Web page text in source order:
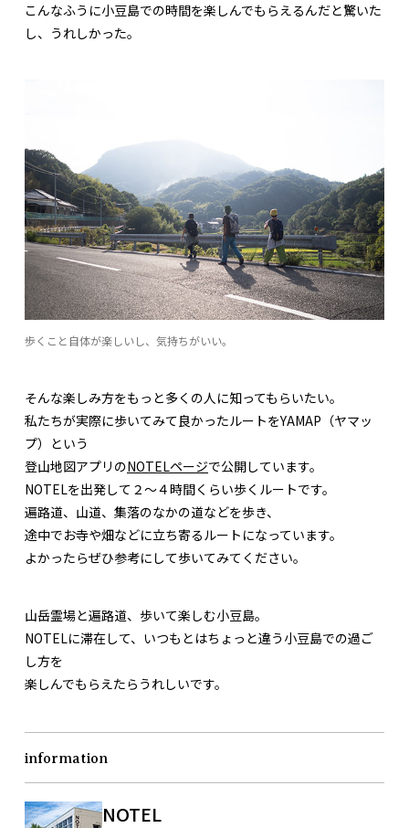
こんなふうに小豆島での時間を楽しんでもらえるんだと驚いた
し、うれしかった。
歩くこと自体が楽しいし、気持ちがいい。
そんな楽しみ方をもっと多くの人に知ってもらいたい。
私たちが実際に歩いてみて良かったルートをYAMAP（ヤマッ
プ）という
登山地図アプリのNOTELページで公開しています。
NOTELを出発して２〜４時間くらい歩くルートです。
遍路道、山道、集落のなかの道などを歩き、
途中でお寺や畑などに立ち寄るルートになっています。
よかったらぜひ参考にして歩いてみてください。
山岳霊場と遍路道、歩いて楽しむ小豆島。
NOTELに滞在して、いつもとはちょっと違う小豆島での過ご
し方を
楽しんでもらえたらうれしいです。
information
NOTEL